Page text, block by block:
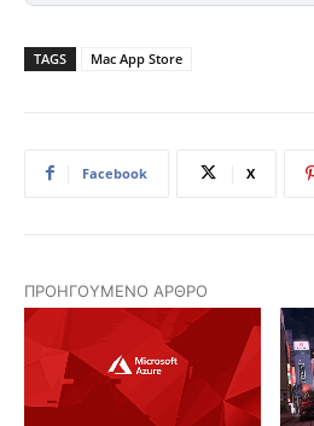
TAGS Mac App Store
Facebook X
ΠΡΟΗΓΟΎΜΕΝΟ ΆΡΘΡΟ